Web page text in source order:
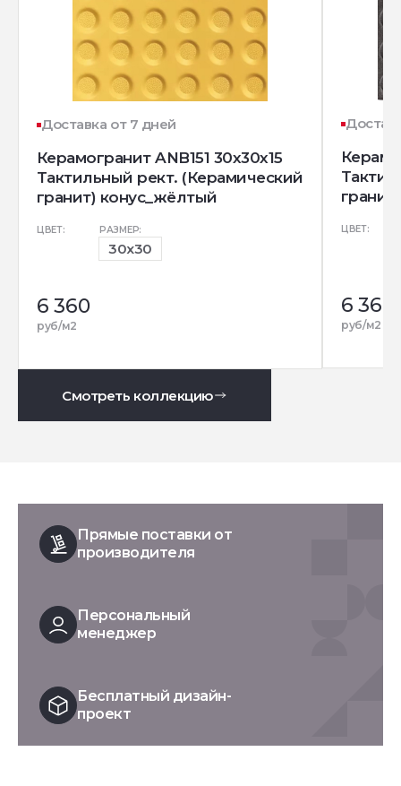
Доставка от 7 дней
Керамогранит ANB151 30x30x15
Тактильный рект. (Керамический
гранит) конус_жёлтый
ЦВЕТ: РАЗМЕР:
30x30
6 360
руб/м2
ЦВЕТ:
6 360
руб/м2
Смотреть коллекцию
Прямые поставки от
производителя
Персональный
менеджер
Бесплатный дизайн-
проект